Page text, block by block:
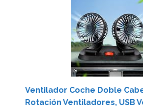
Ventilador Coche Doble
Rotación Ventiladores, USB